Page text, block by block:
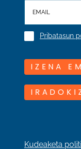
Pribatasun
IZENA
Kudeaketa